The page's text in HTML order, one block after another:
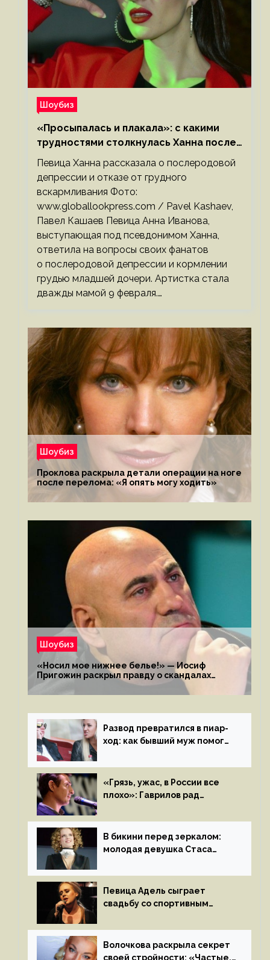
Шоубиз
«Просыпалась и плакала»: с какими
трудностями столкнулась Ханна после
родов
Певица Ханна рассказала о послеродовой
депрессии и отказе от грудного
вскармливания Фото:
www.globallookpress.com / Pavel Kashaev,
Павел Кашаев Певица Анна Иванова,
выступающая под псевдонимом Ханна,
ответила на вопросы своих фанатов
о послеродовой депрессии и кормлении
грудью младшей дочери. Артистка стала
дважды мамой 9 февраля.…
Шоубиз
Проклова раскрыла детали операции на ноге
после перелома: «Я опять могу ходить»
Шоубиз
«Носил мое нижнее белье!» — Иосиф
Пригожин раскрыл правду о скандалах
с мужем своей экс-жены
Развод превратился в пиар-
ход: как бывший муж помог
«Грязь, ужас, в России все
плохо»: Гаврилов рад
иноагентов
В бикини перед зеркалом:
молодая девушка Стаса
на камеру
Певица Адель сыграет
свадьбу со спортивным
летом
Волочкова раскрыла секрет
своей стройности: «Частые,